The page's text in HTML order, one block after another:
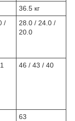
36.5 кг
/
28.0 / 24.0 /
20.0
46 / 43 / 40
63